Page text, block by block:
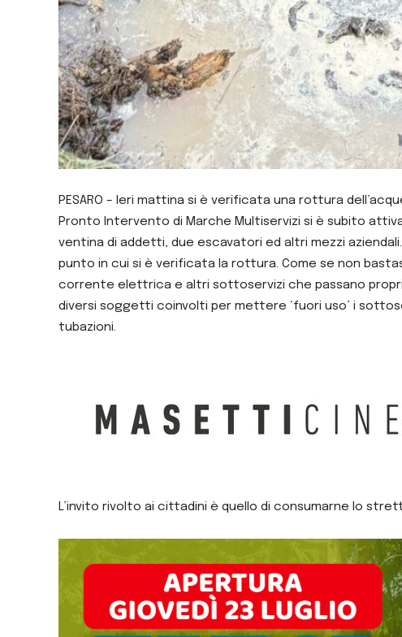
PESARO – Ieri mattina si è verificata una rottura
Pronto Intervento di Marche Multiservizi si è subito
ventina di addetti, due escavatori ed altri mezzi
punto in cui si è verificata la rottura. Come se non
corrente elettrica e altri sottoservizi che passano
diversi soggetti coinvolti per mettere ‘fuori uso’ i
tubazioni.
L’invito rivolto ai cittadini è quello di consumarne lo